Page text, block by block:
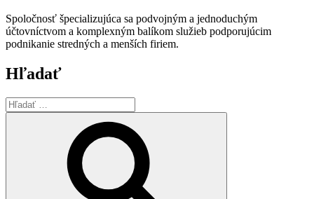
Spoločnosť špecializujúca sa podvojným a jednoduchým
účtovníctvom a komplexným balíkom služieb podporujúcim
podnikanie stredných a menších firiem.
Hľadať
Hľadať: